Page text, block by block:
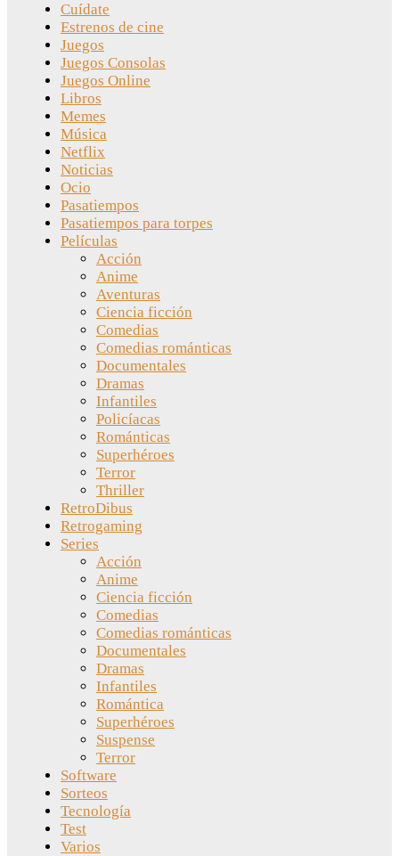
Cuídate
Estrenos de cine
Juegos
Juegos Consolas
Juegos Online
Libros
Memes
Música
Netflix
Noticias
Ocio
Pasatiempos
Pasatiempos para torpes
Películas
Acción
Anime
Aventuras
Ciencia ficción
Comedias
Comedias románticas
Documentales
Dramas
Infantiles
Policíacas
Románticas
Superhéroes
Terror
Thriller
RetroDibus
Retrogaming
Series
Acción
Anime
Ciencia ficción
Comedias
Comedias románticas
Documentales
Dramas
Infantiles
Romántica
Superhéroes
Suspense
Terror
Software
Sorteos
Tecnología
Test
Varios